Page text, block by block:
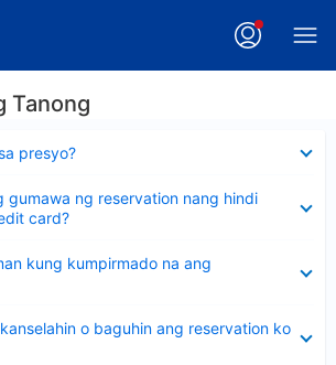
Tanong
presyo?
gumawa ng reservation nang hindi
card?
kung kumpirmado na ang
o baguhin ang reservation ko